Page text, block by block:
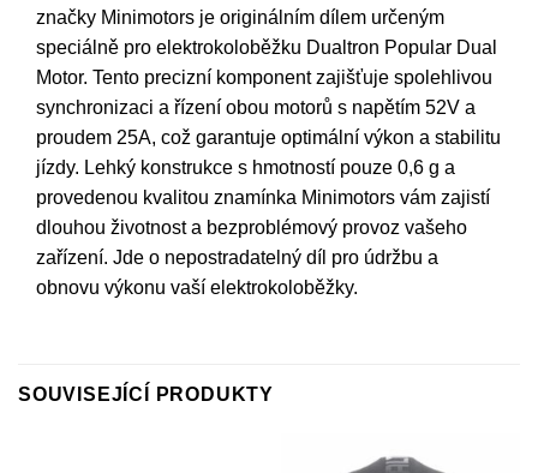
značky Minimotors je originálním dílem určeným
speciálně pro elektrokoloběžku Dualtron Popular Dual
Motor. Tento precizní komponent zajišťuje spolehlivou
synchronizaci a řízení obou motorů s napětím 52V a
proudem 25A, což garantuje optimální výkon a stabilitu
jízdy. Lehký konstrukce s hmotností pouze 0,6 g a
provedenou kvalitou znamínka Minimotors vám zajistí
dlouhou životnost a bezproblémový provoz vašeho
zařízení. Jde o nepostradatelný díl pro údržbu a
obnovu výkonu vaší elektrokoloběžky.
SOUVISEJÍCÍ PRODUKTY